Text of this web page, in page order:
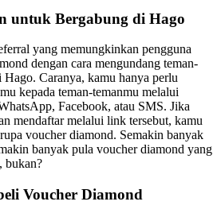
untuk Bergabung di Hago
yang memungkinkan pengguna
dengan cara mengundang teman-
Caranya, kamu hanya perlu
kepada teman-temanmu melalui
Facebook, atau SMS. Jika
mendaftar melalui link tersebut, kamu
voucher diamond. Semakin banyak
banyak pula voucher diamond yang
bukan?
Voucher Diamond